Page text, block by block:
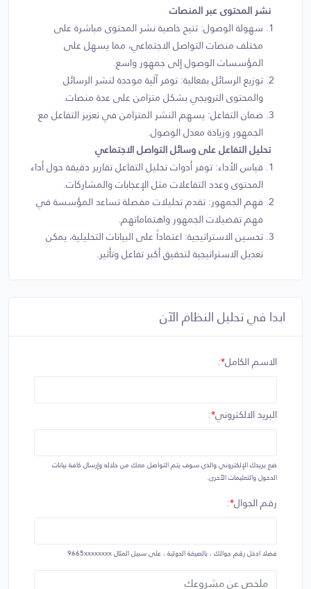
نشر المحتوى عبر المنصات
سهولة الوصول: تتيح خاصية نشر المحتوى مباشرة على
مختلف منصات التواصل الاجتماعي، مما يسهل على
المؤسسات الوصول إلى جمهور واسع.
توزيع الرسائل بفعالية: توفر آلية موحدة لنشر الرسائل
والمحتوى الترويجي بشكل متزامن على عدة منصات.
ضمان التفاعل: يسهم النشر المتزامن في تعزيز التفاعل مع
الجمهور وزيادة معدل الوصول.
تحليل التفاعل على وسائل التواصل الاجتماعي
قياس الأداء: توفر أدوات تحليل التفاعل تقارير دقيقة حول أداء
المحتوى وعدد التفاعلات مثل الإعجابات والمشاركات.
فهم الجمهور: تقدم تحليلات مفصلة تساعد المؤسسة في
فهم تفضيلات الجمهور واهتماماتهم.
تحسين الاستراتيجية: اعتماداً على البيانات التحليلية، يمكن
تعديل الاستراتيجية لتحقيق أكبر تفاعل وتأثير.
ابدا في تحليل النظام الآن
الاسم الكامل*
:
البريد الالكتروني*
:
ضع بريدك الإلكتروني والذي سوف يتم التواصل معك من خلاله وإرسال كافة بيانات
الدخول والتعليمات الآخرى.
رقم الجوال*
:
فضلا ادخل رقم جوالك ، بالصيغة الدولية ، على سبيل المثال9665xxxxxxxx